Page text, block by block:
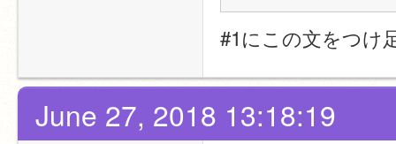
#1にこの文をつけ
June 27, 2018 13:18:19